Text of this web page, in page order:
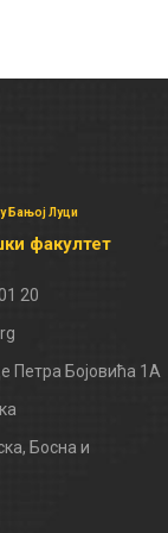
Бањој Луци
факултет
20
Петра Бојовића 1А
Босна и